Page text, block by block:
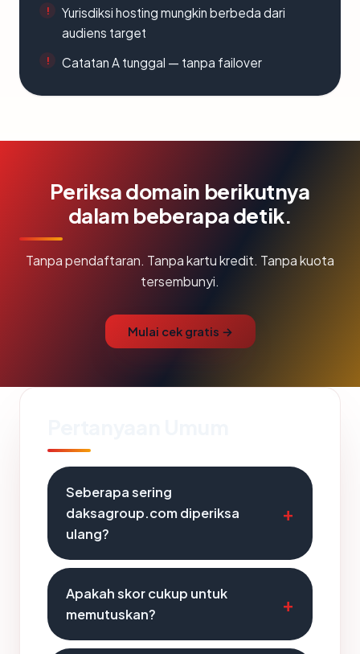
Yurisdiksi hosting mungkin berbeda dari
audiens target
Catatan A tunggal — tanpa failover
Periksa domain berikutnya
dalam beberapa detik.
Tanpa pendaftaran. Tanpa kartu kredit. Tanpa kuota
tersembunyi.
Mulai cek gratis →
Seberapa sering
daksagroup.com diperiksa
ulang?
Apakah skor cukup untuk
memutuskan?